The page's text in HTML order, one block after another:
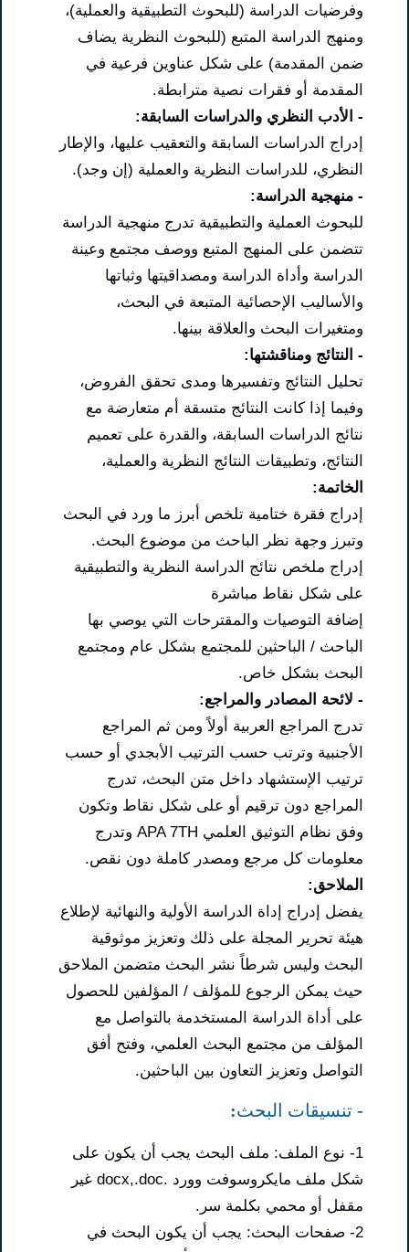
وفرضيات الدراسة (للبحوث التطبيقية والعملية)،
ومنهج الدراسة المتبع (للبحوث النظرية يضاف
ضمن المقدمة) على شكل عناوين فرعية في
المقدمة أو فقرات نصية مترابطة.
- الأدب النظري والدراسات السابقة:
إدراج الدراسات السابقة والتعقيب عليها، والإطار
النظري، للدراسات النظرية والعملية (إن وجد).
- منهجية الدراسة:
للبحوث العملية والتطبيقية تدرج منهجية الدراسة
تتضمن على المنهج المتبع ووصف مجتمع وعينة
الدراسة وأداة الدراسة ومصداقيتها وثباتها
والأساليب الإحصائية المتبعة في البحث،
ومتغيرات البحث والعلاقة بينها.
- النتائج ومناقشتها:
تحليل النتائج وتفسيرها ومدى تحقق الفروض،
وفيما إذا كانت النتائج متسقة أم متعارضة مع
نتائج الدراسات السابقة، والقدرة على تعميم
النتائج، وتطبيقات النتائج النظرية والعملية،
الخاتمة:
إدراج فقرة ختامية تلخص أبرز ما ورد في البحث
وتبرز وجهة نظر الباحث من موضوع البحث.
إدراج ملخص نتائج الدراسة النظرية والتطبيقية
على شكل نقاط مباشرة
إضافة التوصيات والمقترحات التي يوصي بها
الباحث / الباحثين للمجتمع بشكل عام ومجتمع
البحث بشكل خاص.
- لائحة المصادر والمراجع:
تدرج المراجع العربية أولاً ومن ثم المراجع
الأجنبية وترتب حسب الترتيب الأبجدي أو حسب
ترتيب الإستشهاد داخل متن البحث، تدرج
المراجع دون ترقيم أو على شكل نقاط وتكون
وفق نظام التوثيق العلمي APA 7TH وتدرج
معلومات كل مرجع ومصدر كاملة دون نقص.
الملاحق:
يفضل إدراج إداة الدراسة الأولية والنهائية لإطلاع
هيئة تحرير المجلة على ذلك وتعزيز موثوقية
البحث وليس شرطاً نشر البحث متضمن الملاحق
حيث يمكن الرجوع للمؤلف / المؤلفين للحصول
على أداة الدراسة المستخدمة بالتواصل مع
المؤلف من مجتمع البحث العلمي، وفتح أفق
التواصل وتعزيز التعاون بين الباحثين.
- تنسيقات البحث:
1- نوع الملف: ملف البحث يجب أن يكون على
شكل ملف مايكروسوفت وورد .docx,.doc غير
مقفل أو محمي بكلمة سر.
2- صفحات البحث: يجب أن يكون البحث في